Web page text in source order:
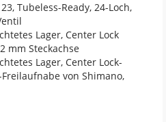
Tubeless-Ready, 24-Loch,
Lager, Center Lock
mm Steckachse
Lager, Center Lock-
von Shimano,